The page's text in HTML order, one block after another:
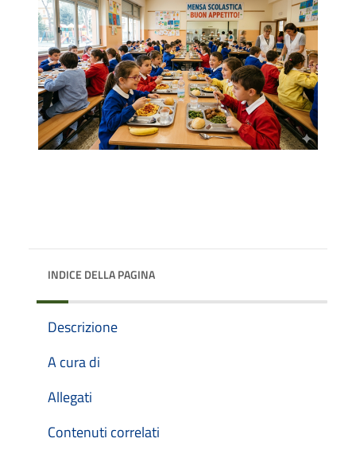
INDICE DELLA PAGINA
Descrizione
A cura di
Allegati
Contenuti correlati